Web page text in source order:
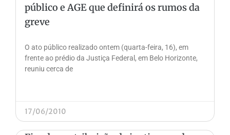
público e AGE que definirá os rumos da
greve
O ato público realizado ontem (quarta-feira, 16), em
frente ao prédio da Justiça Federal, em Belo Horizonte,
reuniu cerca de
17/06/2010